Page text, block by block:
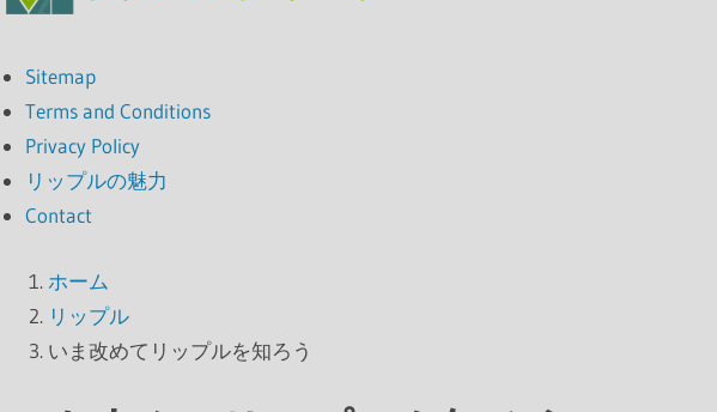
Sitemap
Terms and Conditions
Privacy Policy
リップルの魅力
Contact
ホーム
リップル
いま改めてリップルを知ろう